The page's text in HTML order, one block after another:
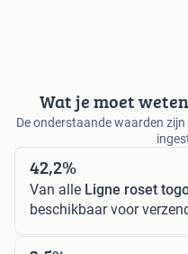
Wat je moet
De onderstaande waarden
42,2%
Van alle Ligne roset
beschikbaar voor